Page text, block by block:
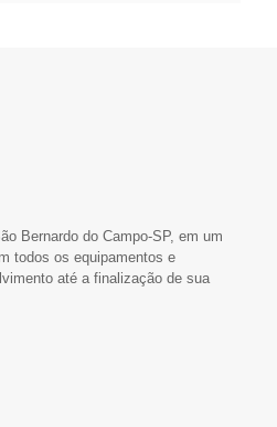
Bernardo do Campo-SP, em um
todos os equipamentos e
até a finalização de sua